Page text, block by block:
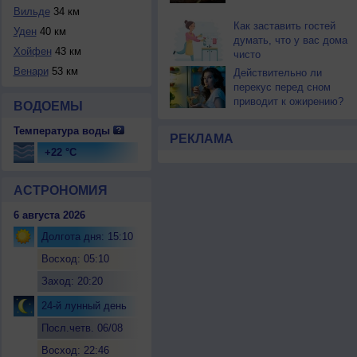
Вильде34 км
Уден 40 км
Хойфен 43 км
Венари 53 км
ВОДОЕМЫ
Температура воды
+22 °C
АСТРОНОМИЯ
6 августа 2026
Долгота дня: 15:10
Восход: 05:10
Заход: 20:20
24-й лунный день
Посл.четв. 06/08
Восход: 22:46
Как заставить гостей
думать, что у вас дома
чисто
Действительно ли
перекус перед сном
приводит к ожирению?
РЕКЛАМА